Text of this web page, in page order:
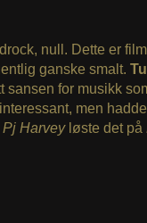
null. Dette er
ganske smalt.
sansen for musikk
men
Pj Harveyløste det på